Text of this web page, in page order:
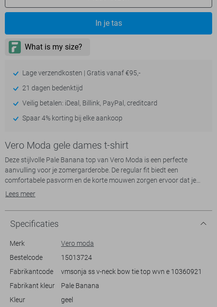
In je tas
Lage verzendkosten | Gratis vanaf €95,-
21 dagen bedenktijd
Veilig betalen: iDeal, Billink, PayPal, creditcard
Spaar 4% korting bij elke aankoop
Vero Moda gele dames t-shirt
Deze stijlvolle Pale Banana top van Vero Moda is een perfecte
aanvulling voor je zomergarderobe. De regular fit biedt een
comfortabele pasvorm en de korte mouwen zorgen ervoor dat je
lekker koel blijft op warme dagen. De top heeft een elegante
strikkoorddetail aan de zijkant een speels element introduceert.
Gemaakt van lichte en luchtige materialen, is dit kledingstuk ideaal
voor zowel casual als iets formelere zomerse gelegenheden.
gemakkelijk combineren met verschillende kledingstijlen. Draag het
met een lichte jeans voor een ontspannen dagje uit, of stijl het met
een rok voor een avondje op het terras. De zachte, geelachtige tint
te mixen met andere kleuren. Of je nu een informele lunch hebt of een
Lees meer
Specificaties
Merk
Vero moda
Bestelcode
15013724
Fabrikantcode
vmsonja ss v-neck bow tie top wvn e 10360921
Fabrikant kleur
Pale Banana
Kleur
geel